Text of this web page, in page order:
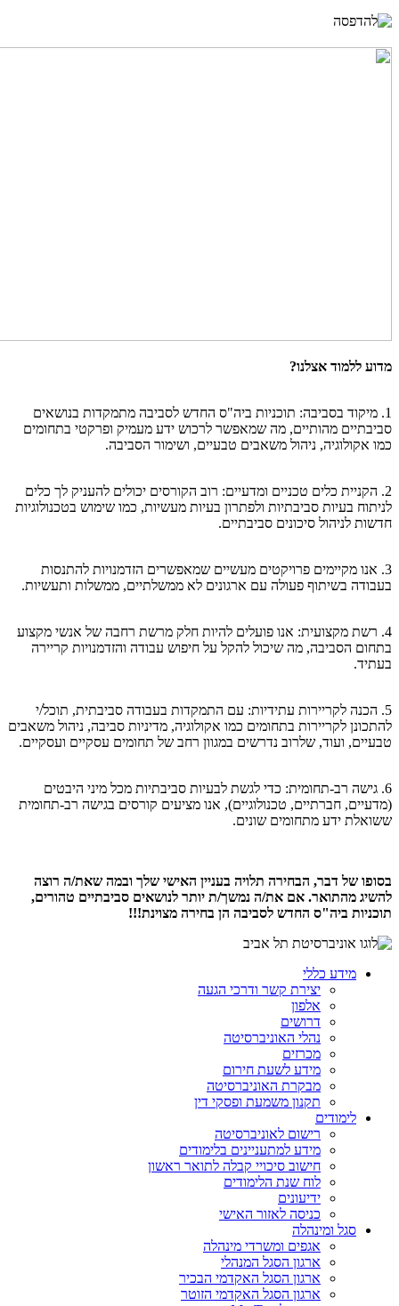
מדוע ללמוד אצלנו?
1. מיקוד בסביבה: תוכניות ביה"ס החדש לסביבה מתמקדות בנושאים
סביבתיים מהותיים, מה שמאפשר לרכוש ידע מעמיק ופרקטי בתחומים
כמו אקולוגיה, ניהול משאבים טבעיים, ושימור הסביבה.
2. הקניית כלים טכניים ומדעיים: רוב הקורסים יכולים להעניק לך כלים
לניתוח בעיות סביבתיות ולפתרון בעיות מעשיות, כמו שימוש בטכנולוגיות
חדשות לניהול סיכונים סביבתיים.
3. אנו מקיימים פרויקטים מעשיים שמאפשרים הזדמנויות להתנסות
בעבודה בשיתוף פעולה עם ארגונים לא ממשלתיים, ממשלות ותעשיות.
4. רשת מקצועית: אנו פועלים להיות חלק מרשת רחבה של אנשי מקצוע
בתחום הסביבה, מה שיכול להקל על חיפוש עבודה והזדמנויות קריירה
בעתיד.
5. הכנה לקריירות עתידיות: עם התמקדות בעבודה סביבתית, תוכל/י
להתכונן לקריירות בתחומים כמו אקולוגיה, מדיניות סביבה, ניהול משאבים
טבעיים, ועוד, שלרוב נדרשים במגוון רחב של תחומים עסקיים ועסקיים.
6. גישה רב-תחומית: כדי לגשת לבעיות סביבתיות מכל מיני היבטים
(מדעיים, חברתיים, טכנולוגיים), אנו מציעים קורסים בגישה רב-תחומית
ששואלת ידע מתחומים שונים.
בסופו של דבר, הבחירה תלויה בעניין האישי שלך ובמה שאת/ה רוצה
להשיג מהתואר. אם את/ה נמשך/ת יותר לנושאים סביבתיים טהורים,
תוכניות ביה"ס החדש לסביבה הן בחירה מצוינת!!!
מידע כללי
יצירת קשר ודרכי הגעה
אלפון
דרושים
נהלי האוניברסיטה
מכרזים
מידע לשעת חירום
מבקרת האוניברסיטה
תקנון משמעת ופסקי דין
לימודים
רישום לאוניברסיטה
מידע למתעניינים בלימודים
חישוב סיכויי קבלה לתואר ראשון
לוח שנת הלימודים
ידיעונים
כניסה לאזור האישי
סגל ומינהלה
אגפים ומשרדי מינהלה
ארגון הסגל המנהלי
ארגון הסגל האקדמי הבכיר
ארגון הסגל האקדמי הזוטר